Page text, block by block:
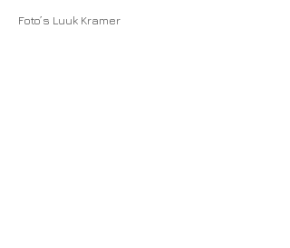
Foto’s Luuk Kramer